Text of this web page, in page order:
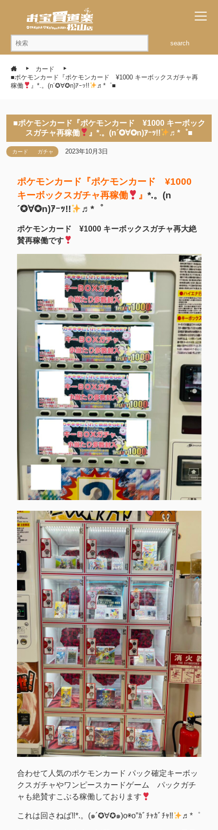
search
カード
■ポケモンカード『ポケモンカード ¥1000 キーボックスガチャ再
稼働
』*.。(n´✪∀✪n)ｱｰｯ!! ♬*゜■
■ポケモンカード『ポケモンカード ¥1000 キーボック
スガチャ再稼働
』*.。(n´✪∀✪n)ｱｰｯ!! ♬*゜■
カード ガチャ 2023年10月3日
ポケモンカード『ポケモンカード ¥1000
キーボックスガチャ再稼働
』 *.。(n
´✪∀✪n)ｱｰｯ!!
♬*゜
ポケモンカード ¥1000 キーボックスガチャ再大絶
賛再稼働です
合わせて人気のポケモンカード パック確定キーボッ
クスガチャやワンピースカードゲーム パックガチ
ャも絶賛すこぶる稼働しております
これは回さねば‼*.。(๑´✪∀✪๑)o◉o”ｶﾞﾁｬｶﾞﾁｬ‼ ♬*゜